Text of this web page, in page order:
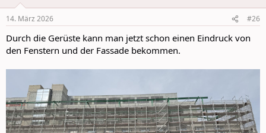
s
14. März 2026 #26
Durch die Gerüste kann man jetzt schon einen Eindruck von
den Fenstern und der Fassade bekommen.